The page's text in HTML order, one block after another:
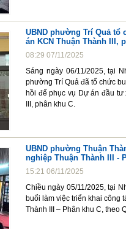
UBND phường Trí Quả
án KCN Thuận Thành III,
08:29 07/11/2025
Sáng ngày 06/11/2025, tại
phường Trí Quả đã tổ chức
hồi để phục vụ Dự án đầu
III, phân khu C.
UBND phường Thuận
nghiệp Thuận Thành III -
15:21 06/11/2025
Chiều ngày 05/11/2025, tại
buổi làm việc triển khai công
Thành III – Phân khu C, theo